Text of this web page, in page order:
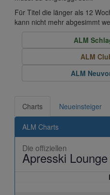
Für Titel die länger als 12
kann nicht mehr abgesimmt
ALM
ALM
ALM
Charts Neueinsteiger
ALM Charts
Die offiziellen
Apresski